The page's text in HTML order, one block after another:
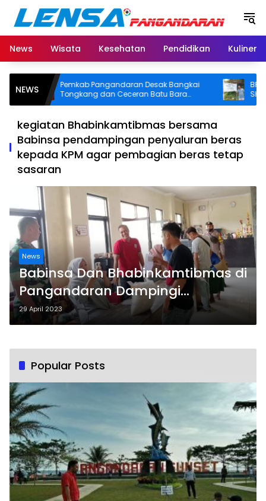
Langsung
konten
News
Wisata Kesehatan Pendidikan Kuliner
NEWSPemkab Pangandaran Desak Bangkai
Tongkang dan Ceceran Batu Bara
Segera Diangkat, Soroti Buruknya
BPN
SHM di
Usut
kegiatan Bhabinkamtibmas bersama
Babinsa pendampingan penyaluran beras
kepada KPM agar pembagian beras tetap
sasaran
News
Babinsa Dan Bhabinkamtibmas di
Pangandaran Dampingi
Penyaluran Beras Kepada 288
KPM
29 April 2023
Popular Posts